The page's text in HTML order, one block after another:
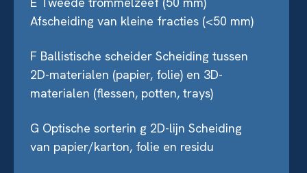
Afscheiding van kleine fracties (<50 mm)
F Ballistische scheider Scheiding tussen
2D-materialen (papier, folie) en 3D-
materialen (flessen, potten, trays)
G Optische sorterin g 2D-lijn Scheiding
van papier/karton, folie en residu